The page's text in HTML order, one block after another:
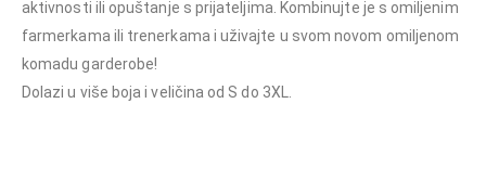
aktivnosti ili opuštanje s prijateljima. Kombinujte je s omiljenim
farmerkama ili trenerkama i uživajte u svom novom omiljenom
komadu garderobe!
Dolazi u više boja i veličina od S do 3XL.